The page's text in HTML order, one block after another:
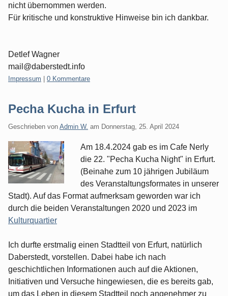
nicht übernommen werden.
Für kritische und konstruktive Hinweise bin ich dankbar.
Detlef Wagner
mail@daberstedt.info
Kategorien:
Impressum 0 Kommentare
Pecha Kucha in Erfurt
Geschrieben von Admin W. am Donnerstag, 25. April 2024
Am 18.4.2024 gab es im Cafe Nerly
die 22. "Pecha Kucha Night" in Erfurt.
(Beinahe zum 10 jährigen Jubiläum
des Veranstaltungsformates in unserer
Stadt). Auf das Format aufmerksam geworden war ich
durch die beiden Veranstaltungen 2020 und 2023 im
Kulturquartier
Ich durfte erstmalig einen Stadtteil von Erfurt, natürlich
Daberstedt, vorstellen. Dabei habe ich nach
geschichtlichen Informationen auch auf die Aktionen,
Initiativen und Versuche hingewiesen, die es bereits gab,
um das Leben in diesem Stadtteil noch angenehmer zu